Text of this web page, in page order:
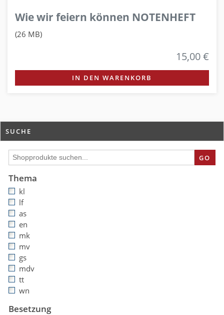
Wie wir feiern können NOTENHEFT
(26 MB)
15,00 €
IN DEN WARENKORB
SUCHE
GO
Thema
kl
lf
as
en
mk
mv
gs
mdv
tt
wn
Besetzung